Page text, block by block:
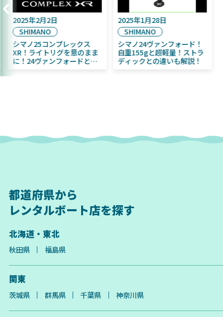
2025年9月16日
DAIWA
2025年11月発売予定！
DAIWA ふく魚／ちびふく魚
はビッグベイト初心者にお
2025年2月2日
SHIMANO
シマノ25コンプレックス
XR！ライトリグを意のまま
に！24ヴァンフォードとの
都道府県から
レンタルボート店を探す
北海道・東北
秋田県 福島県
関東
茨城県 群馬県 千葉県 神奈川県